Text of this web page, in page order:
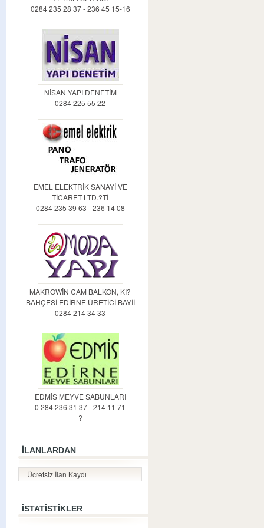
0284 235 28 37 - 236 45 15-16
NİSAN YAPI DENETİM
0284 225 55 22
EMEL ELEKTRİK SANAYİ VE
TİCARET LTD.?Tİ
0284 235 39 63 - 236 14 08
MAKROWİN CAM BALKON, KI?
BAHÇESİ EDİRNE ÜRETİCİ BAYİİ
0284 214 34 33
EDMİS MEYVE SABUNLARI
0 284 236 31 37 - 214 11 71
?
İLANLARDAN
Ücretsiz İlan Kaydı
İSTATİSTİKLER